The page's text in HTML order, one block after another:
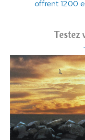
offrent 1200
Testez